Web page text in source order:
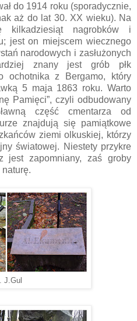
do 1914 roku (sporadycznie,
aż do lat 30. XX wieku). Na
kilkadziesiąt nagrobków i
jest on miejscem wiecznego
narodowych i zasłużonych
znany jest grób płk
ochotnika z Bergamo, który
5 maja 1863 roku. Warto
Pamięci”, czyli odbudowany
część cmentarza od
znajdują się pamiątkowe
ziemi olkuskiej, którzy
światowej. Niestety przykre
jest zapomniany, zaś groby
J.Gul